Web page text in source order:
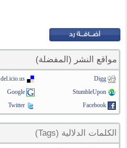
مواقع النشر (المفضلة)
Digg
del.icio.us
StumbleUpon
Google
Facebook
Twitter
الكلمات الدلالية (Tags)